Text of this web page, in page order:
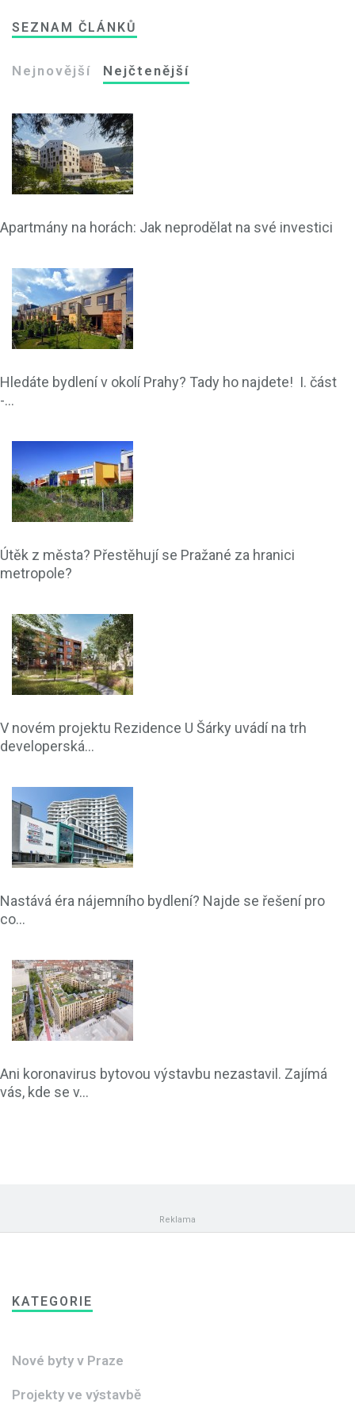
SEZNAM ČLÁNKŮ
Nejnovější Nejčtenější
Apartmány na horách: Jak neprodělat na své investici
Hledáte bydlení v okolí Prahy? Tady ho najdete! I. část
-...
Útěk z města? Přestěhují se Pražané za hranici
metropole?
V novém projektu Rezidence U Šárky uvádí na trh
developerská...
Nastává éra nájemního bydlení? Najde se řešení pro
co...
Ani koronavirus bytovou výstavbu nezastavil. Zajímá
vás, kde se v...
KATEGORIE
Nové byty v Praze
Projekty ve výstavbě